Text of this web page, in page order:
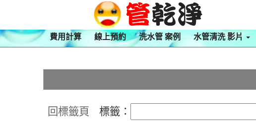
費用計算 線上預約 洗水管 案例 水管清洗 影片
回標籤頁 標籤：